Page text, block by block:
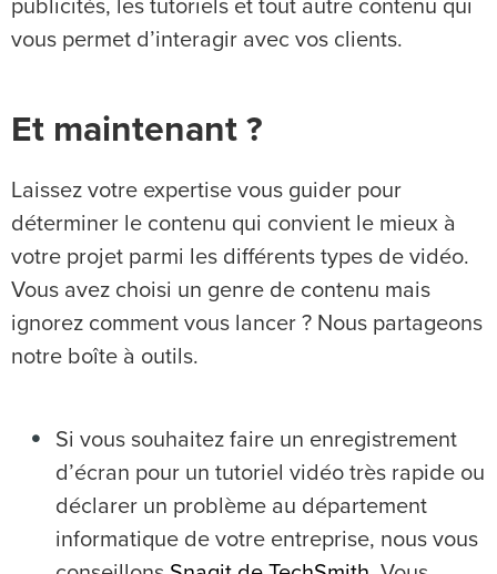
publicités, les tutoriels et tout autre contenu qui
vous permet d’interagir avec vos clients.
Et maintenant ?
Laissez votre expertise vous guider pour
déterminer le contenu qui convient le mieux à
votre projet parmi les différents types de vidéo.
Vous avez choisi un genre de contenu mais
ignorez comment vous lancer ? Nous partageons
notre boîte à outils.
Si vous souhaitez faire un enregistrement
d’écran pour un tutoriel vidéo très rapide ou
déclarer un problème au département
informatique de votre entreprise, nous vous